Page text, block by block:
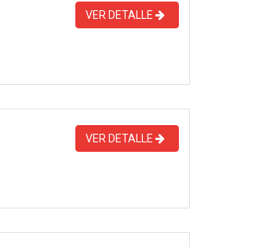
VER DETALLE
VER DETALLE